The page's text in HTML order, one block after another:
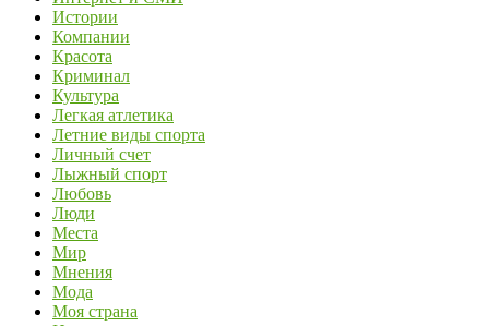
Истории
Компании
Красота
Криминал
Культура
Легкая атлетика
Летние виды спорта
Личный счет
Лыжный спорт
Любовь
Люди
Места
Мир
Мнения
Мода
Моя страна